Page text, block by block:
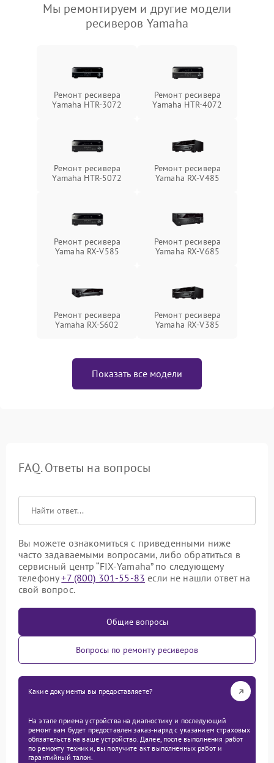
Мы ремонтируем и другие модели
ресиверов Yamaha
Ремонт ресивера
Yamaha HTR-3072
Ремонт ресивера
Yamaha HTR-4072
Ремонт ресивера
Yamaha HTR-5072
Ремонт ресивера
Yamaha RX-V485
Ремонт ресивера
Yamaha RX-V585
Ремонт ресивера
Yamaha RX-V685
Ремонт ресивера
Yamaha RX-S602
Ремонт ресивера
Yamaha RX-V385
Показать все модели
FAQ. Ответы на вопросы
Вы можете ознакомиться с приведенными ниже
часто задаваемыми вопросами, либо обратиться в
сервисный центр “FIX-Yamaha” по следующему
телефону+7 (800) 301-55-83 если не нашли ответ на
свой вопрос.
Общие вопросы
Вопросы по ремонту ресиверов
Какие документы вы предоставляете?
На этапе приема устройства на диагностику и последующий
ремонт вам будет предоставлен заказ-наряд с указанием страховых
обязательств на ваше устройство. Далее, после выполнения работ
по ремонту техники, вы получите акт выполненных работ и
гарантийный талон.